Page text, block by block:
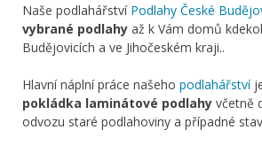
Naše podlahářství Podlahy České
vybrané podlahy až k Vám domů
Budějovicích a ve Jihočeském kraji..
Hlavní náplní práce našeho podlahářství
pokládka laminátové podlahy včetně
odvozu staré podlahoviny a případné